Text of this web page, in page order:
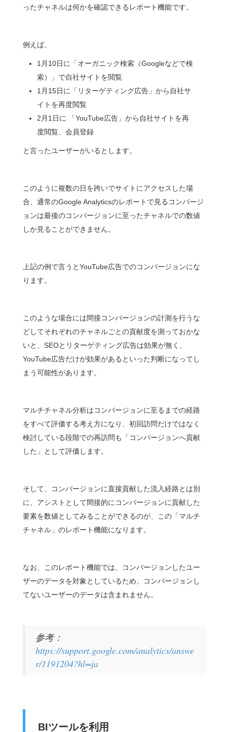
ったチャネルは何かを確認できるレポート機能です。
例えば、
1月10日に「オーガニック検索（Googleなどで検
索）」で自社サイトを閲覧
1月15日に「リターゲティング広告」から自社サ
イトを再度閲覧
2月1日に 「YouTube広告」から自社サイトを再
度閲覧、会員登録
と言ったユーザーがいるとします。
このように複数の日を跨いでサイトにアクセスした場
合、通常のGoogle Analyticsのレポートで見るコンバージ
ョンは最後のコンバージョンに至ったチャネルでの数値
しか見ることができません。
上記の例で言うとYouTube広告でのコンバージョンにな
ります。
このような場合には間接コンバージョンの計測を行うな
どしてそれぞれのチャネルごとの貢献度を測っておかな
いと、SEOとリターゲティング広告は効果が無く、
YouTube広告だけが効果があるといった判断になってし
まう可能性があります。
マルチチャネル分析はコンバージョンに至るまでの経路
をすべて評価する考え方になり、初回訪問だけではなく
検討している段階での再訪問も「コンバージョンへ貢献
した」として評価します。
そして、コンバージョンに直接貢献した流入経路とは別
に、アシストとして間接的にコンバージョンに貢献した
要素を数値としてみることができるのが、この「マルチ
チャネル」のレポート機能になります。
なお、このレポート機能では、コンバージョンしたユー
ザーのデータを対象としているため、コンバージョンし
てないユーザーのデータは含まれません。
参考：
https://support.google.com/analytics/answe
r/1191204?hl=ja
BIツールを利用